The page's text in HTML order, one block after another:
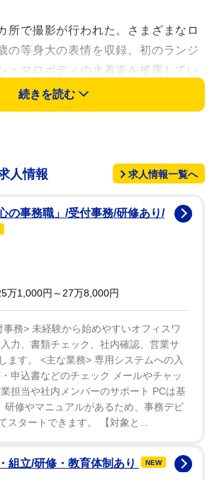
で撮影が行われた。さまざまなロ
の等身大の表情を収録。初のランジ
ュマロボディの水着姿を披露してい
ドから伊藤彩沙の現在地や未来を探
載される。
部分と変わらない部分があります。
がどう詰め込まれているのか、楽し
いです。そして何より、また写真集
ることに感謝の気持ちでいっぱいで
見て感じる伊藤彩沙のイメージを表
影に臨みました。衣装に関してはス
ながら、私の好みも取り入れていた
ないかなと思います。そして、初挑
す！沖縄の素敵な空気を感じなが
ました。男女問わず幅広く皆さんに
もらえるような写真集だと思いま
タク”なので、皆さんに自信を持っ
ょっぴり大人な伊藤彩沙、等身大の
さい！！」とコメントを寄せた。
続きを読む
人情報 求人情報一覧へ
の事務職」/受付事務/研修あり/
万1,000円～27万8,000円
事務> 未経験から始めやすいオフィスワ
力、書類チェック、社内確認、営業サ
ます。 <主な業務> 専用システムへの入
申込書などのチェック メールやチャッ
担当や社内メンバーのサポート PCは基
研修やマニュアルがあるため、事務デビ
スタートできます。 【対象と...
組立/研修・教育体制あり NEW